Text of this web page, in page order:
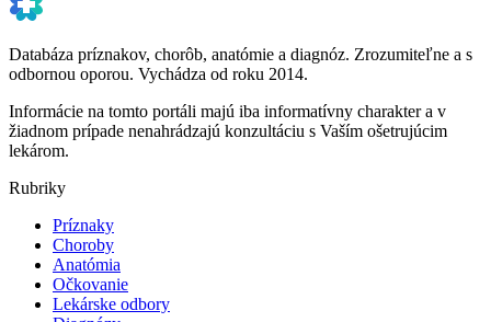
Databáza príznakov, chorôb, anatómie a diagnóz. Zrozumiteľne a s
odbornou oporou. Vychádza od roku 2014.
Informácie na tomto portáli majú iba informatívny charakter a v
žiadnom prípade nenahrádzajú konzultáciu s Vaším ošetrujúcim
lekárom.
Rubriky
Príznaky
Choroby
Anatómia
Očkovanie
Lekárske odbory